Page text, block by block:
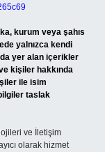
kurum veya şahıs
yalnızca kendi
yer alan içerikler
kişiler hakkında
ile isim
taslak
ve İletişim
olarak hizmet